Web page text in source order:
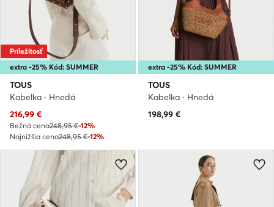
extra -25% Kód: SUMMER
Príležitosť
TOUS
Kabelka · Hnedá
Aktuálna cena
216,99 €
Bežná cena248,95 €-12%
Najnižšia cena248,95 €-12%
extra -25% Kód: SUMMER
TOUS
Kabelka · Hnedá
198,99 €